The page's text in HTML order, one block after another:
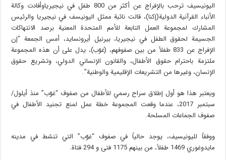
اليونيسيف ترحب بالإفراج عن أكثر من 800 طفل في نيجيرياوأفادت وكالة
الأنباء القرآنية الدولية(إکنا)، قالت نائبة ممثل اليونيسف في نيجيريا والرئيس
المشارك لمجموعة العمل التابعة للأمم المتحدة المعنية برصد الانتهاكات
الجسيمة لحقوق الطفل في نيجيريا، بيرنيل أيرونسايد، أمس الجمعة “إن
الإفراج عن 833 طفلاً من بين صفوفهم، (غوّب)، يدل على أن هذه المجموعة
ملتزمة باحترام حقوق الأطفال، والقانون الإنساني الدولي، وتشريع حقوق
الإنسان، وغيرها من التشريعات الإقليمية والوطنية”.
ويعتبر هذا هو أول إطلاق سراح رسمي للأطفال من صفوف “غوّب” منذ أيلول/
سبتمبر 2017، عندما وقعت المجموعة خطة عمل لمنع تجنيد الأطفال في
صفوف الجماعات المسلحة.
ووفقاً لليونيسيف، يوجد حالياً في صفوف “غوّب” التي تنشط في مدينه
مايدوغوري 1469 طفلاً، من بينهم 1175 فتى و 294 فتاة.